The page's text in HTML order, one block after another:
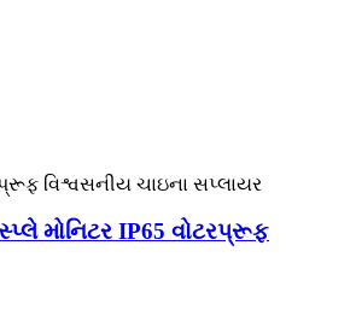
મોનિટર IP65 વોટરપ્રૂફ